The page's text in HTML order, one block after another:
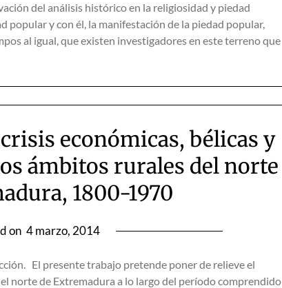
del análisis histórico en la religiosidad y piedad
popular y con él, la manifestación de la piedad popular,
al igual, que existen investigadores en este terreno que
económicas, bélicas y
ámbitos rurales del norte
1800-1970
on 4 marzo, 2014
El presente trabajo pretende poner de relieve el
norte de Extremadura a lo largo del período comprendido